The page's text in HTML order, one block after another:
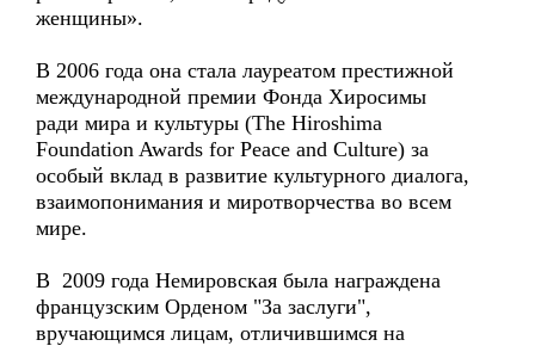
женщины».
В 2006 года она стала лауреатом престижной
международной премии Фонда Хиросимы
ради мира и культуры (The Hiroshima
Foundation Awards for Peace and Culture) за
особый вклад в развитие культурного диалога,
взаимопонимания и миротворчества во всем
мире.
В 2009 года Немировская была награждена
французским Орденом "За заслуги",
вручающимся лицам, отличившимся на